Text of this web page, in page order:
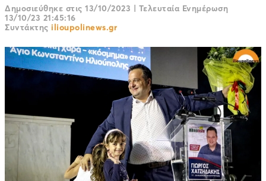
Δημοσιεύθηκε στις 13/10/2023 | Τελευταία Ενημέρωση
13/10/23 21:45:16
Συντάκτης ilioupolinews.gr